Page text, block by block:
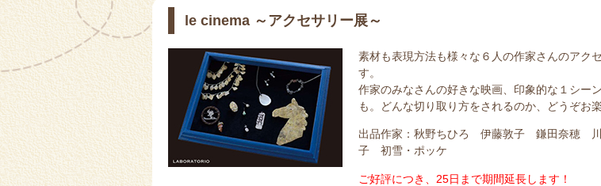
le cinema ～アクセサリー展～
素材も表現方法も様々な６人の作家さんのアク
す。
作家のみなさんの好きな映画、印象的な１シー
も。どんな切り取り方をされるのか、どうぞお楽
出品作家：秋野ちひろ 伊藤敦子 鎌田奈穂
子 初雪・ポッケ
ご好評につき、25日まで期間延長します！